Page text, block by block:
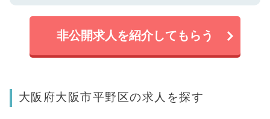
非公開求人を紹介してもらう
大阪府大阪市平野区の求人を探す